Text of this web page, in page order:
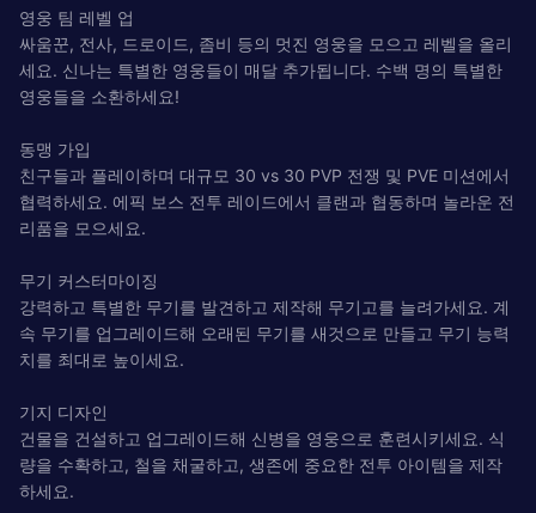
영웅 팀 레벨 업
싸움꾼, 전사, 드로이드, 좀비 등의 멋진 영웅을 모으고 레벨을 올리
세요. 신나는 특별한 영웅들이 매달 추가됩니다. 수백 명의 특별한
영웅들을 소환하세요!
동맹 가입
친구들과 플레이하며 대규모 30 vs 30 PVP 전쟁 및 PVE 미션에서
협력하세요. 에픽 보스 전투 레이드에서 클랜과 협동하며 놀라운 전
리품을 모으세요.
무기 커스터마이징
강력하고 특별한 무기를 발견하고 제작해 무기고를 늘려가세요. 계
속 무기를 업그레이드해 오래된 무기를 새것으로 만들고 무기 능력
치를 최대로 높이세요.
기지 디자인
건물을 건설하고 업그레이드해 신병을 영웅으로 훈련시키세요. 식
량을 수확하고, 철을 채굴하고, 생존에 중요한 전투 아이템을 제작
하세요.